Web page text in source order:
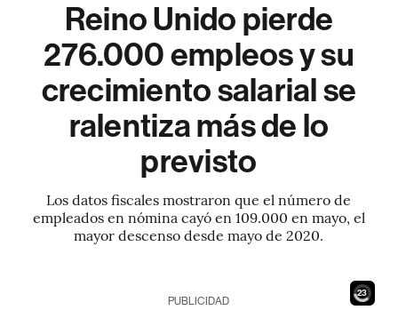
Reino Unido pierde
276.000 empleos y su
crecimiento salarial se
ralentiza más de lo
previsto
Los datos fiscales mostraron que el número de
empleados en nómina cayó en 109.000 en mayo, el
mayor descenso desde mayo de 2020.
21
PUBLICIDAD